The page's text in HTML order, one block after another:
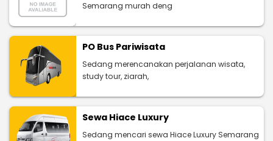
Semarang murah deng
PO Bus Pariwisata
Sedang merencanakan perjalanan wisata,
study tour, ziarah,
Sewa Hiace Luxury
Sedang mencari sewa Hiace Luxury Semarang